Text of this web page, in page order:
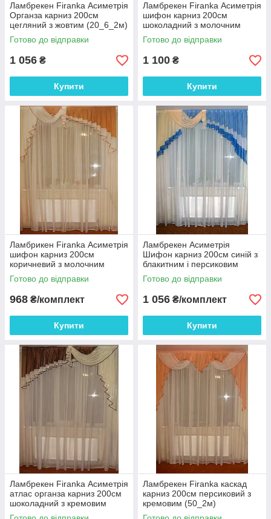
Ламбрекен Firanka Асиметрія
Органза карниз 200см
цегляний з жовтим (20_6_2м)
Готово до відправки
1 056 ₴
Купити
Ламбрекен Firanka Асиметрія
шифон карниз 200см
шоколадний з молочним
(20_7_2м)
Готово до відправки
1 100 ₴
Купити
Ламбрикен Firanka Асиметрія
шифон карниз 200см
коричневий з молочним
(24_1_2м)
Готово до відправки
968 ₴/комплект
Купити
Ламбрекен Асиметрія
Шифон карниз 200см синій з
блакитним і персиковим
(28_2м)
Готово до відправки
1 056 ₴/комплект
Купити
Ламбрекен Firanka Асиметрія
атлас органза карниз 200см
шоколадний з кремовим
(30_1_2м)
Ламбрекен Firanka каскад
карниз 200см персиковий з
кремовим (50_2м)